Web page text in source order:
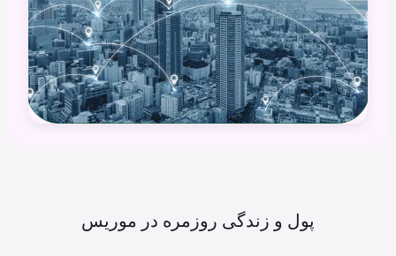
پول و زندگی روزمره در موریس